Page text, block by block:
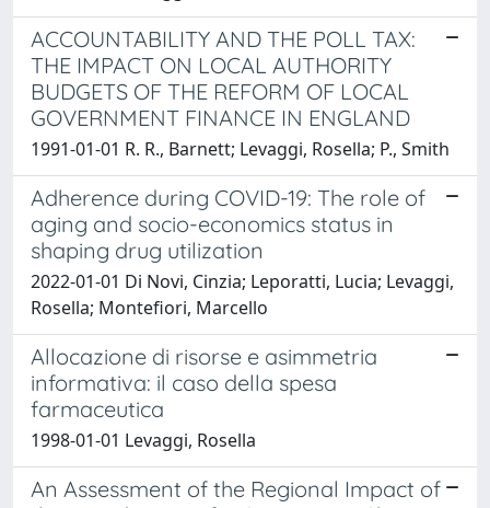
ACCOUNTABILITY AND THE POLL TAX:
THE IMPACT ON LOCAL AUTHORITY
BUDGETS OF THE REFORM OF LOCAL
GOVERNMENT FINANCE IN ENGLAND
1991-01-01 R. R., Barnett; Levaggi, Rosella; P., Smith
Adherence during COVID-19: The role of
aging and socio-economics status in
shaping drug utilization
2022-01-01 Di Novi, Cinzia; Leporatti, Lucia; Levaggi,
Rosella; Montefiori, Marcello
Allocazione di risorse e asimmetria
informativa: il caso della spesa
farmaceutica
1998-01-01 Levaggi, Rosella
An Assessment of the Regional Impact of